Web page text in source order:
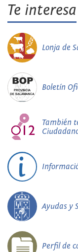
Te interesa
Lonja de
Boletín
También
Ayudas y
Perfil de